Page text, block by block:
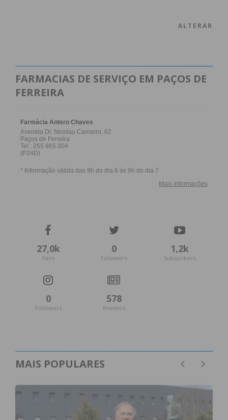
ALTERAR
FARMACIAS DE SERVIÇO EM PAÇOS DE
FERREIRA
27,0k
Fans
0
Followers
1,2k
Subscribers
0
Followers
578
Readers
MAIS POPULARES